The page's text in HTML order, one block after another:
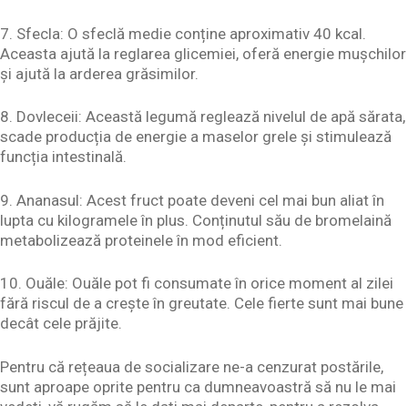
7. Sfecla: O sfeclă medie conține aproximativ 40 kcal.
Aceasta ajută la reglarea glicemiei, oferă energie mușchilor
și ajută la arderea grăsimilor.
8. Dovleceii: Această legumă reglează nivelul de apă sărata,
scade producția de energie a maselor grele și stimulează
funcția intestinală.
9. Ananasul: Acest fruct poate deveni cel mai bun aliat în
lupta cu kilogramele în plus. Conținutul său de bromelaină
metabolizează proteinele în mod eficient.
10. Ouăle: Ouăle pot fi consumate în orice moment al zilei
fără riscul de a crește în greutate. Cele fierte sunt mai bune
decât cele prăjite.
Pentru că rețeaua de socializare ne-a cenzurat postările,
sunt aproape oprite pentru ca dumneavoastră să nu le mai